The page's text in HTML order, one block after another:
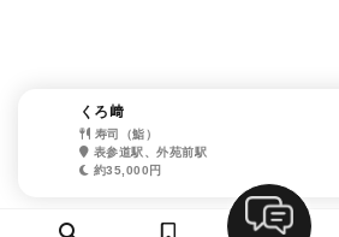
くろ﨑
寿司（鮨）
表参道駅、外苑前駅
約35,000円